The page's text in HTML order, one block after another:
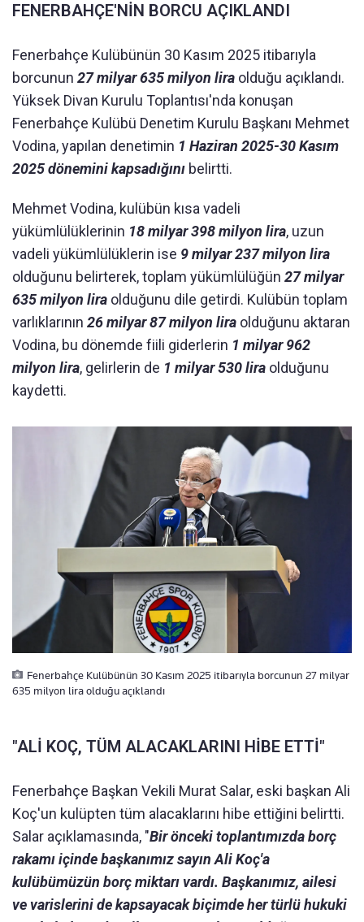
FENERBAHÇE'NİN BORCU AÇIKLANDI
Fenerbahçe Kulübünün 30 Kasım 2025 itibarıyla
borcunun 27 milyar 635 milyon lira olduğu açıklandı.
Yüksek Divan Kurulu Toplantısı'nda konuşan
Fenerbahçe Kulübü Denetim Kurulu Başkanı Mehmet
Vodina, yapılan denetimin 1 Haziran 2025-30 Kasım
2025 dönemini kapsadığını belirtti.
Mehmet Vodina, kulübün kısa vadeli
yükümlülüklerinin 18 milyar 398 milyon lira, uzun
vadeli yükümlülüklerin ise 9 milyar 237 milyon lira
olduğunu belirterek, toplam yükümlülüğün 27 milyar
635 milyon lira olduğunu dile getirdi. Kulübün toplam
varlıklarının 26 milyar 87 milyon lira olduğunu aktaran
Vodina, bu dönemde fiili giderlerin 1 milyar 962
milyon lira, gelirlerin de 1 milyar 530 lira olduğunu
kaydetti.
Fenerbahçe Kulübünün 30 Kasım 2025 itibarıyla borcunun 27 milyar
635 milyon lira olduğu açıklandı
"ALİ KOÇ, TÜM ALACAKLARINI HİBE ETTİ"
Fenerbahçe Başkan Vekili Murat Salar, eski başkan Ali
Koç'un kulüpten tüm alacaklarını hibe ettiğini belirtti.
Salar açıklamasında, "Bir önceki toplantımızda borç
rakamı içinde başkanımız sayın Ali Koç'a
kulübümüzün borç miktarı vardı. Başkanımız, ailesi
ve varislerini de kapsayacak biçimde her türlü hukuki